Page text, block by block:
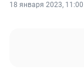
18 января 2023, 11:00